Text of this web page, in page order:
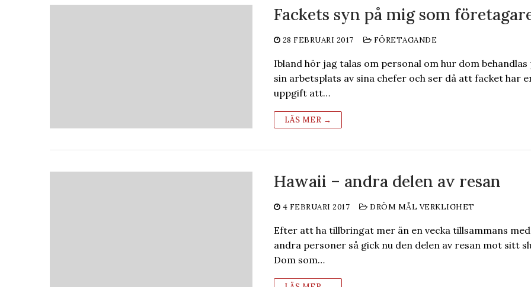
Fackets syn på mig som
28 FEBRUARI 2017 FÖRETAGANDE
Ibland hör jag talas om personal om hur dom behandlas
sin arbetsplats av sina chefer och ser då att facket har
uppgift att…
LÄS MER →
Hawaii – andra delen av resan
4 FEBRUARI 2017 DRÖM MÅL VERKLIGHET
Efter att ha tillbringat mer än en vecka tillsammans med
andra personer så gick nu den delen av resan mot sitt
Dom som…